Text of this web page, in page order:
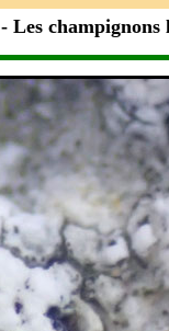
- Les